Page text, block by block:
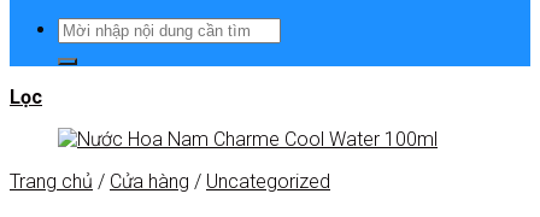
Lọc
Trang chủ / Cửa hàng / Uncategorized